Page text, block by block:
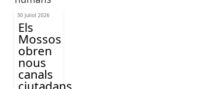
30 Juliol 2026
Els
Mossos
obren
nous
canals